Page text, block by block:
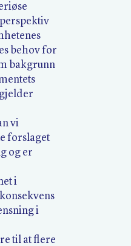
behov for
bakgrunn
vi
forslaget
og er
i
i
til at flere